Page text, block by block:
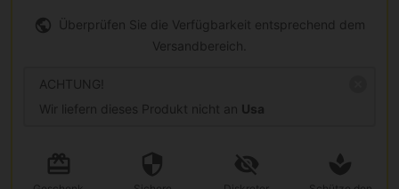
Überprüfen Sie die Verfügbarkeit entsprechend dem
Versandbereich.
ACHTUNG!
Wir liefern dieses Produkt nicht an Usa